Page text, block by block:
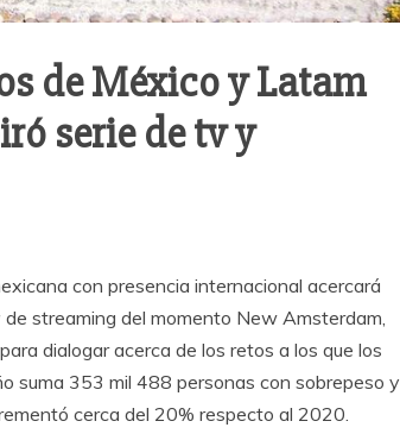
de México y Latam
serie de tv y
con presencia internacional acercará
streaming del momento New Amsterdam,
dialogar acerca de los retos a los que los
suma 353 mil 488 personas con sobrepeso y
cerca del 20% respecto al 2020.